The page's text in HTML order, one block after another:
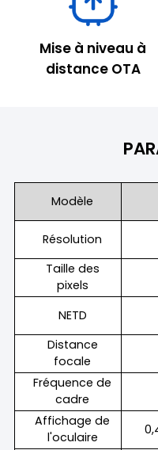
Mise à niveau à
distance OTA
Modèle
Résolution
Taille des
pixels
NETD
Distance
focale
Fréquence de
cadre
Affichage de
l'oculaire